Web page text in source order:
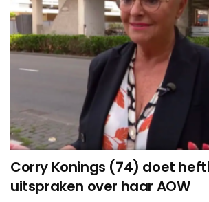
Corry Konings (74) doet
uitspraken over haar AOW